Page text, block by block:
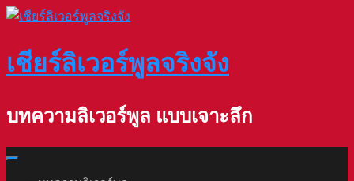
Skip
เชียร์ลิเวอร์พูลจริงจัง
บทความลิเวอร์พูล แบบเจาะลึก